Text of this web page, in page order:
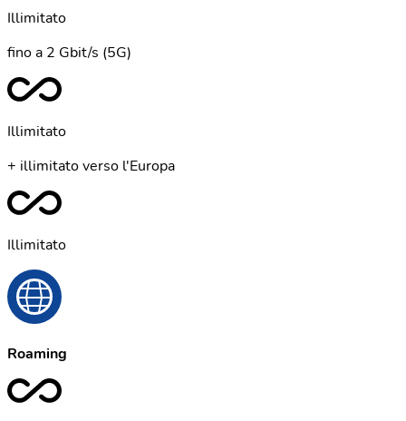
Illimitato
fino a 2 Gbit/s (5G)
Illimitato
+ illimitato verso l'Europa
Illimitato
Roaming